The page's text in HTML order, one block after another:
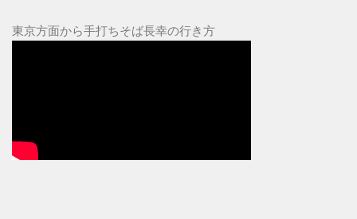
東京方面から手打ちそば長幸の行き方